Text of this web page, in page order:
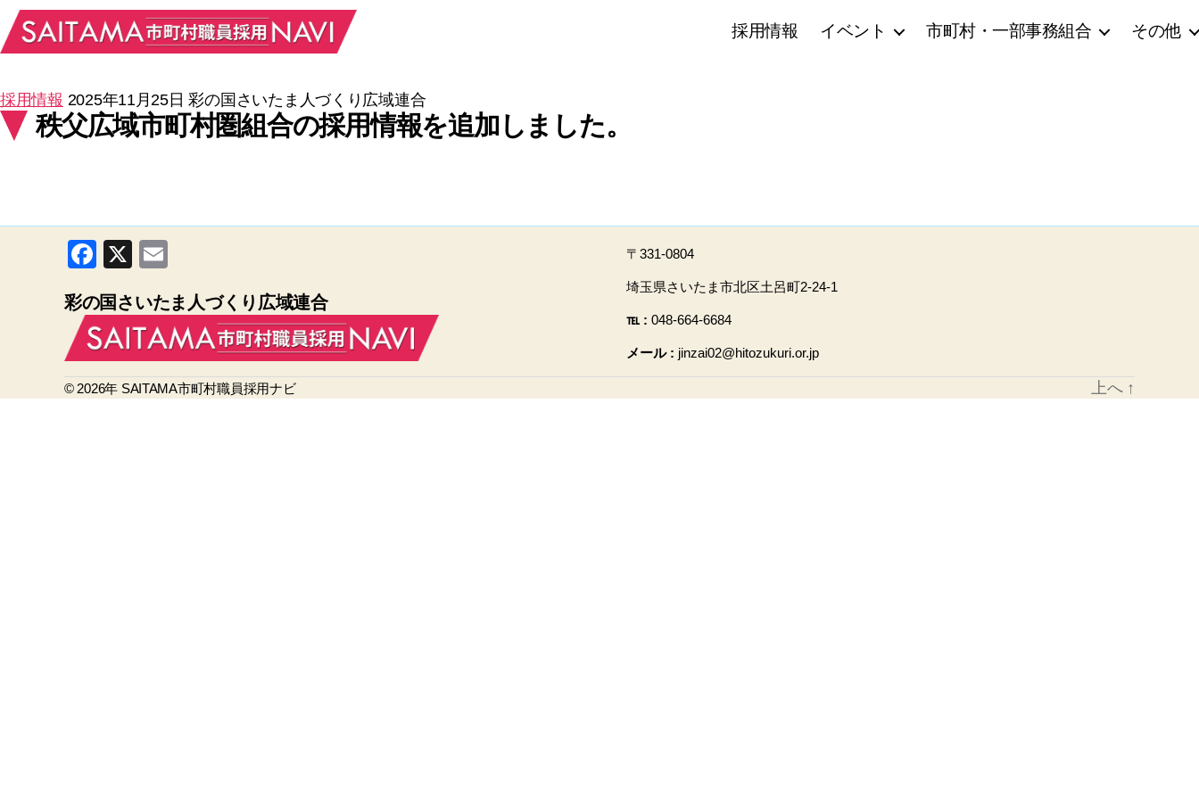
採用情報 イベント 市町村・一部事務組合 その他
採用情報 2025年11月25日彩の国さいたま人づくり広域連合
秩父広域市町村圏組合の採用情報を追加しました。
F
c
e
b
o
X
ail
彩の国さいたま人づくり広域連合
〒331-0804
埼玉県さいたま市北区土呂町2-24-1
℡ : 048-664-6684
メール : jinzai02@hitozukuri.or.jp
© 2026年 SAITAMA市町村職員採用ナビ 上へ ↑